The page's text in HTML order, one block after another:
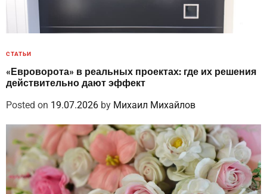
СТАТЬИ
«Евроворота» в реальных проектах: где их решения
действительно дают эффект
Posted on 19.07.2026 by Михаил Михайлов